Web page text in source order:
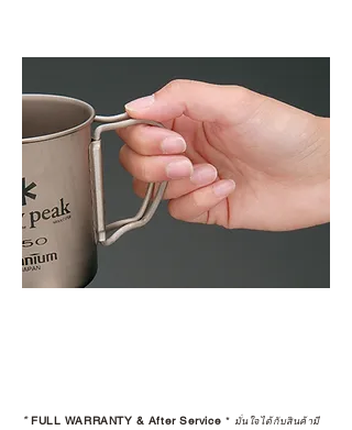
ตัวแทนจำหน่ายที่ได้รับการแต่งตั้ง
เพื่อให้คุณได้รับทั้งสินค้า และ
ประสบการณ์ที่สมบูรณ์แบบในระยะ
ยาว
อ่านต่อเรื่องการรับประกันสินค้าได้
ตรงนี้
>>
https://www.campstudio.co.th/
warranty
*FULL WARRANTY & After Service * มั่นใจได้กับสินค้ามี